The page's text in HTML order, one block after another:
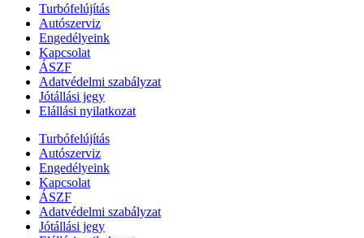
Turbófelújítás
Autószerviz
Engedélyeink
Kapcsolat
ÁSZF
Adatvédelmi szabályzat
Jótállási jegy
Elállási nyilatkozat
Turbófelújítás
Autószerviz
Engedélyeink
Kapcsolat
ÁSZF
Adatvédelmi szabályzat
Jótállási jegy